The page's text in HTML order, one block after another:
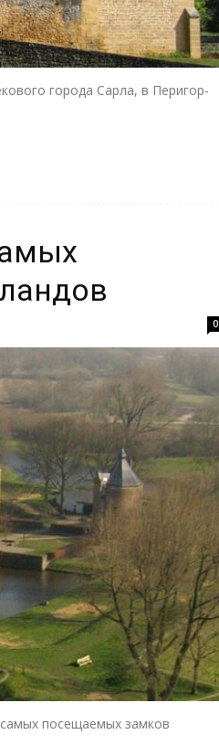
города Сарла, в Перигор-
0
посещаемых замков